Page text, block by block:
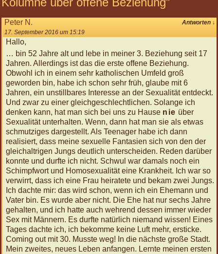
Antworten ↓
Peter N.
17. September 2016 um 15:19
Hallo,
… bin 52 Jahre alt und lebe in meiner 3. Beziehung seit 17
Jahren. Allerdings ist das die erste offene Beziehung.
Obwohl ich in einem sehr katholischen Umfeld groß
geworden bin, habe ich schon sehr früh, glaube mit 6
Jahren, ein unstillbares Interesse an der Sexualität entdeckt.
Und zwar zu einer gleichgeschlechtlichen. Solange ich
denken kann, hat man sich bei uns zu Hause nie über
Sexualität unterhalten. Wenn, dann hat man sie als etwas
schmutziges dargestellt. Als Teenager habe ich dann
realisiert, dass meine sexuelle Fantasien sich von den der
gleichaltrigen Jungs deutlich unterscheiden. Reden darüber
konnte und durfte ich nicht. Schwul war damals noch ein
Schimpfwort und Homosexualität eine Krankheit. Ich war so
verwirrt, dass ich eine Frau heiratete und bekam zwei Jungs.
Ich dachte mir: das wird schon, wenn ich ein Ehemann und
Vater bin. Es wurde aber nicht. Die Ehe hat nur sechs Jahre
gehalten, und ich hatte auch wehrend dessen immer wieder
Sex mit Männern. Es durfte natürlich niemand wissen! Eines
Tages dachte ich, ich bekomme keine Luft mehr, ersticke.
Coming out mit 30. Musste weg! In die nächste große Stadt.
Mein zweites, neues Leben anfangen. Lernte meinen ersten
Tag:
Beflügelt
-
Arme
und
Hände
09
Jan
2027
12:00
Körperreise
Tag:
Tragend
Beine
und
Füße
30
Jan
2027
12:00
Körperreise
Tag:
Aufrecht